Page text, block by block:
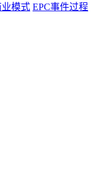
模式 EPC事件过程